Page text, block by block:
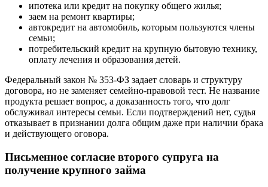
ипотека или кредит на покупку общего жилья;
заем на ремонт квартиры;
автокредит на автомобиль, которым пользуются члены
семьи;
потребительский кредит на крупную бытовую технику,
оплату лечения и образования детей.
Федеральный закон № 353‑ФЗ задает словарь и структуру
договора, но не заменяет семейно‑правовой тест. Не название
продукта решает вопрос, а доказанность того, что долг
обслуживал интересы семьи. Если подтверждений нет, судья
отказывает в признании долга общим даже при наличии брака
и действующего оговора.
Письменное согласие второго супруга на
получение крупного займа